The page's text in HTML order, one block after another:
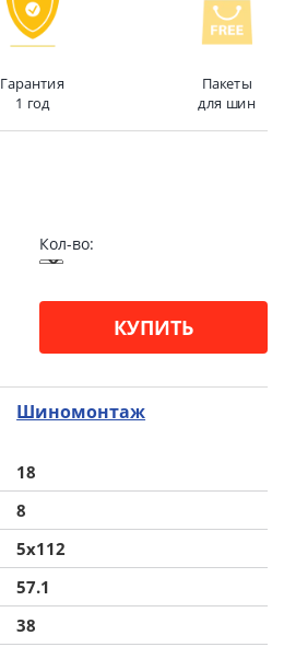
Гарантия
1 год
Пакеты
для шин
Кол-во:
КУПИТЬ
Шиномонтаж
18
8
5x112
57.1
38